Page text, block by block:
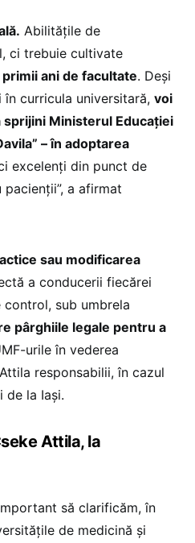
Abilitățile de
ci trebuie cultivate
ani de facultate. ​Deși
curricula universitară, voi
Ministerul Educației
– în adoptarea
excelenți din punct de
a afirmat
sau modificarea
a conducerii fiecărei
sub umbrela
pârghiile legale pentru a
urile în vederea
responsabilii, în cazul
de la Iași.
Attila, la
să clarificăm, în
de medicină și